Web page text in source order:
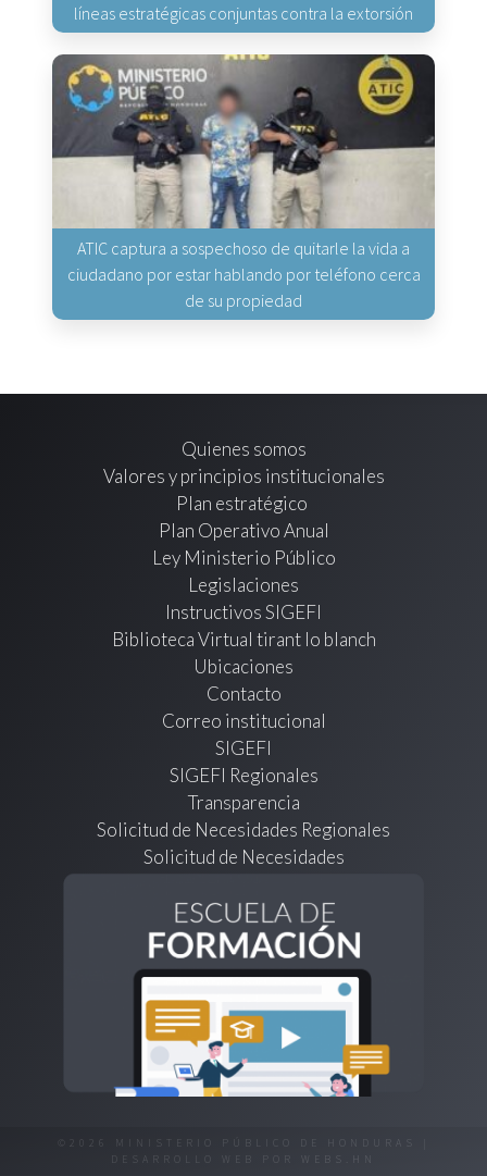
líneas estratégicas conjuntas contra la extorsión
ATIC captura a sospechoso de quitarle la vida a
ciudadano por estar hablando por teléfono cerca
de su propiedad
Quienes somos
Valores y principios institucionales
Plan estratégico
Plan Operativo Anual
Ley Ministerio Público
Legislaciones
Instructivos SIGEFI
Biblioteca Virtual tirant lo blanch
Ubicaciones
Contacto
Correo institucional
SIGEFI
SIGEFI Regionales
Transparencia
Solicitud de Necesidades Regionales
Solicitud de Necesidades
©2026 MINISTERIO PÚBLICO DE HONDURAS |
DESARROLLO WEB POR
WEBS.HN